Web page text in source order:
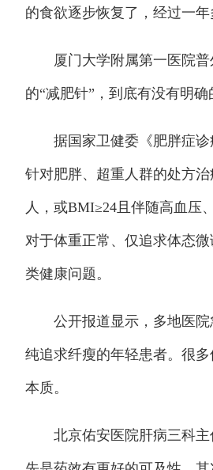
的食欲逐步恢复了，经过一
厦门大学附属第一医院普
的“减肥针”，到底有没有明
据国家卫健委《肥胖症诊
针对肥胖、超重人群的处方
人，或BMI≥24且伴随高血压
对于体重正常、仅追求体态
类健康问题。
公开报道显示，多地医院
纯追求纤瘦的年轻患者。很
本质。
北京佑安医院肝病三科主